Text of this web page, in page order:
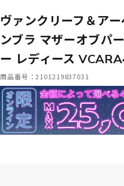
ヴァンクリーフ＆ア
ンブラ マザーオブパ
ー レディース
商品番号：2101219837031